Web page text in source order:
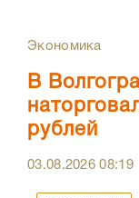
Экономика
В
рублей
03.08.202608:19